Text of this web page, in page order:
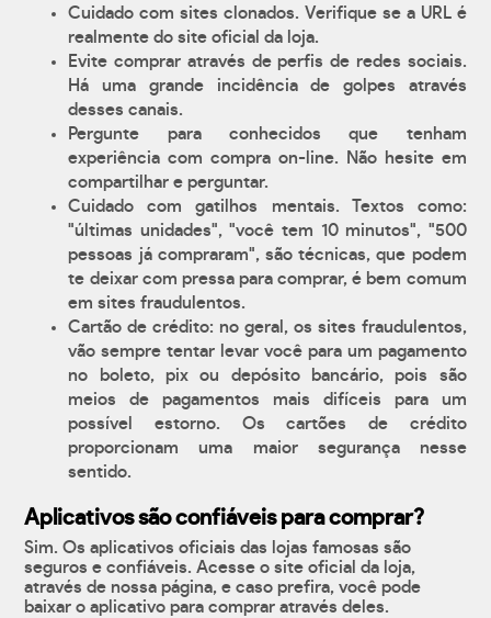
Cuidado com sites clonados. Verifique se a URL é
realmente do site oficial da loja.
Evite comprar através de perfis de redes sociais.
Há uma grande incidência de golpes através
desses canais.
Pergunte para conhecidos que tenham
experiência com compra on-line. Não hesite em
compartilhar e perguntar.
Cuidado com gatilhos mentais. Textos como:
"últimas unidades", "você tem 10 minutos", "500
pessoas já compraram", são técnicas, que podem
te deixar com pressa para comprar, é bem comum
em sites fraudulentos.
Cartão de crédito: no geral, os sites fraudulentos,
vão sempre tentar levar você para um pagamento
no boleto, pix ou depósito bancário, pois são
meios de pagamentos mais difíceis para um
possível estorno. Os cartões de crédito
proporcionam uma maior segurança nesse
sentido.
Aplicativos são confiáveis para comprar?
Sim. Os aplicativos oficiais das lojas famosas são
seguros e confiáveis. Acesse o site oficial da loja,
através de nossa página, e caso prefira, você pode
baixar o aplicativo para comprar através deles.